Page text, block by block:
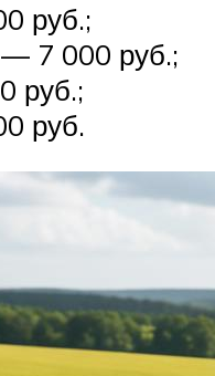
руб.;
— 7 000 руб.;
руб.;
руб.